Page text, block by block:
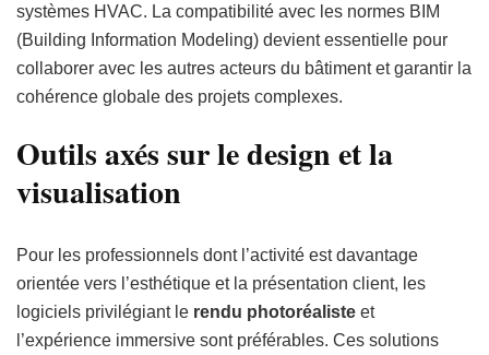
systèmes HVAC. La compatibilité avec les normes BIM
(Building Information Modeling) devient essentielle pour
collaborer avec les autres acteurs du bâtiment et garantir la
cohérence globale des projets complexes.
Outils axés sur le design et la
visualisation
Pour les professionnels dont l’activité est davantage
orientée vers l’esthétique et la présentation client, les
logiciels privilégiant le rendu photoréaliste et
l’expérience immersive sont préférables. Ces solutions